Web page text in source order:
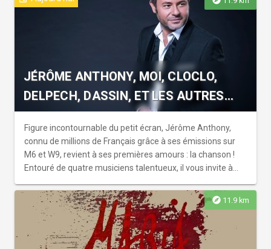
JÉRÔME ANTHONY, MOI, CLOCLO,
DELPECH, DASSIN, ET LES AUTRES…
Figure incontournable du petit écran, Jérôme Anthony,
connu de millions de Français grâce à ses émissions sur
M6 et W9, revient à ses premières amours : la chanson !
Entouré de quatre musiciens talentueux, il vous invite à
Delpech, Dassin… et les autres ! ».
explore 11.9 km